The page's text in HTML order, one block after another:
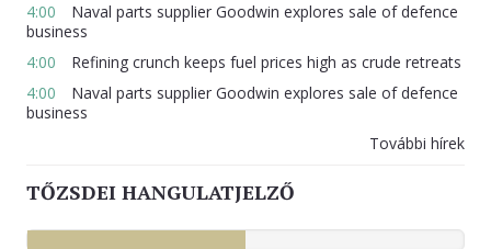
4:00
Naval parts supplier Goodwin explores sale of defence
business
4:00
Refining crunch keeps fuel prices high as crude retreats
4:00
Naval parts supplier Goodwin explores sale of defence
business
További hírek
TŐZSDEI HANGULATJELZŐ